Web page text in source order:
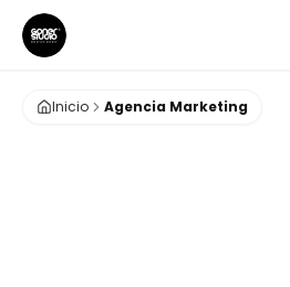
Inicio Agencia Marketing